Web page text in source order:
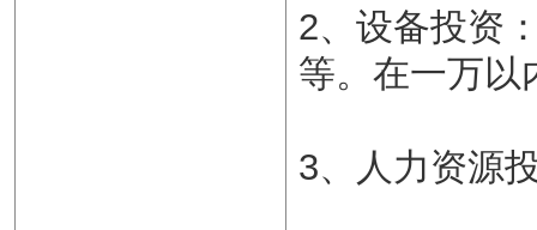
2、设备投资
等。在一万以
3、人力资源